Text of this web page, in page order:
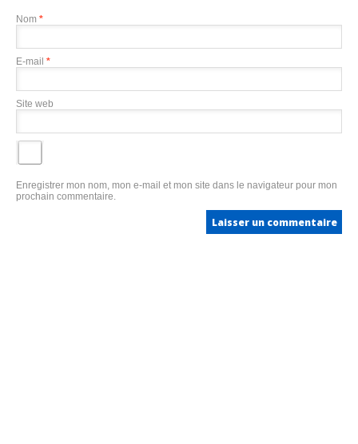
Nom *
E-mail *
Site web
Enregistrer mon nom, mon e-mail et mon site dans le navigateur pour mon
prochain commentaire.